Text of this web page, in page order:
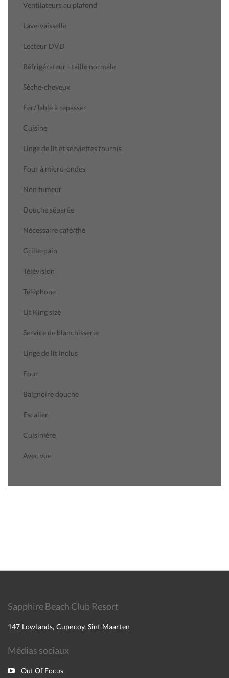
Ventilateurs au plafond
Lave-vaisselle
Lecteur DVD
Réfrigérateur - taille normale
Sèche-cheveux
Fer/Table à repasser
Cuisine
Linge de lit et serviettes fournis
Four à micro-ondes
Non fumeur
Douche séparée
Nécessaire café/thé
Grille-pain
Télévision
Téléphone
Lit King size
Service de blanchisserie
Linge de lit inclus
Four
Baignoire douche
Escalier
Cuisinière
Avec vue
Sapphire Beach Club Resort
147 Lowlands, Cupecoy, Sint Maarten
Médias sociaux
Out Of Focus